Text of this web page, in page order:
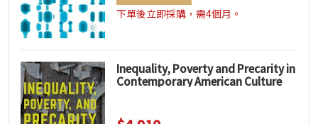
下單後立即採購，需4個月。
Inequality, Poverty and Precarity in
Contemporary American Culture